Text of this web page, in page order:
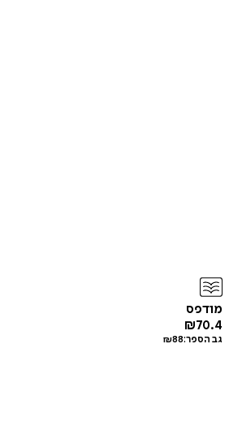
מודפס
₪70.4
גב הספר: ₪88